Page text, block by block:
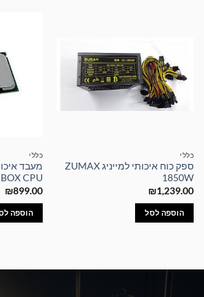
כללי
ספק כוח איכותי למייניג ZUMAX
1850W
₪1,239.00
הוספה לסל
כללי
CPU
₪899.00
הוספה